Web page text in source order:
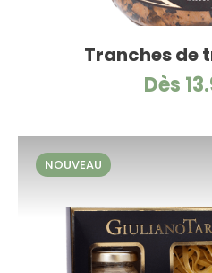
Tranches de
Dès
NOUVEAU